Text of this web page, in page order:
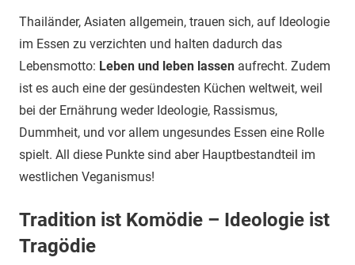
Thailänder, Asiaten allgemein, trauen sich, auf Ideologie
im Essen zu verzichten und halten dadurch das
Lebensmotto: Leben und leben lassen aufrecht. Zudem
ist es auch eine der gesündesten Küchen weltweit, weil
bei der Ernährung weder Ideologie, Rassismus,
Dummheit, und vor allem ungesundes Essen eine Rolle
spielt. All diese Punkte sind aber Hauptbestandteil im
westlichen Veganismus!
Tradition ist Komödie – Ideologie ist
Tragödie